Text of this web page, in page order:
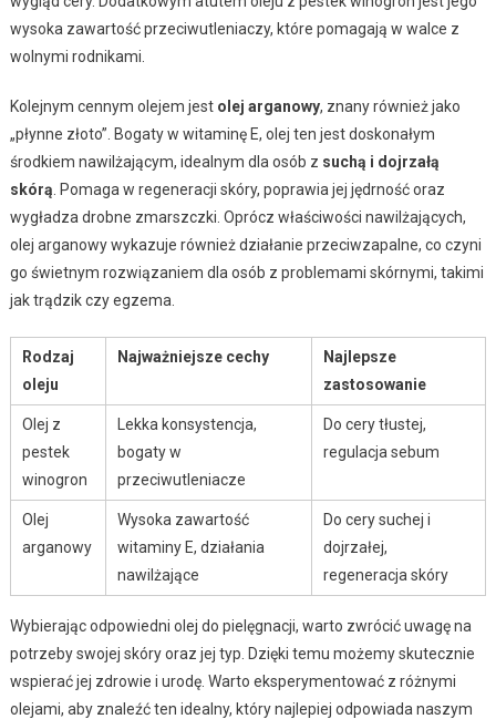
wysoka zawartość przeciwutleniaczy, które pomagają w walce z
wolnymi rodnikami.
Kolejnym cennym olejem jest olej arganowy, znany również jako
„płynne złoto”. Bogaty w witaminę E, olej ten jest doskonałym
środkiem nawilżającym, idealnym dla osób z suchą i dojrzałą
skórą . Pomaga w regeneracji skóry, poprawia jej jędrność oraz
wygładza drobne zmarszczki. Oprócz właściwości nawilżających,
olej arganowy wykazuje również działanie przeciwzapalne, co czyni
go świetnym rozwiązaniem dla osób z problemami skórnymi, takimi
jak trądzik czy egzema.
Rodzaj
oleju
Najważniejsze cechy
Najlepsze
zastosowanie
Olej z
pestek
winogron
Lekka konsystencja,
bogaty w
przeciwutleniacze
Do cery tłustej,
regulacja sebum
Olej
arganowy
Wysoka zawartość
witaminy E, działania
nawilżające
Do cery suchej i
dojrzałej,
regeneracja skóry
Wybierając odpowiedni olej do pielęgnacji, warto zwrócić uwagę na
potrzeby swojej skóry oraz jej typ. Dzięki temu możemy skutecznie
wspierać jej zdrowie i urodę. Warto eksperymentować z różnymi
olejami, aby znaleźć ten idealny, który najlepiej odpowiada naszym